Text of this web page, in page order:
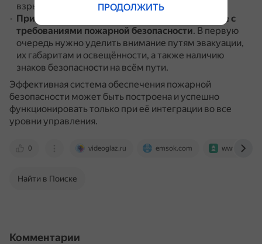
взрывопожарной стойкости.
Привести здания и сооружения в соответствие с
требованиями пожарной безопасности. В первую
очередь нужно уделить внимание путям эвакуации,
их габаритам и освещённости, а также наличию
знаков безопасности на всём пути.
Эффективная система обеспечения пожарной
безопасности может быть построена и успешно
функционировать только при её интеграции во все
уровни управления.
0 videoglaz.ru emsok.com
Найти в Поиске
Комментарии
ПРОДОЛЖИТЬ